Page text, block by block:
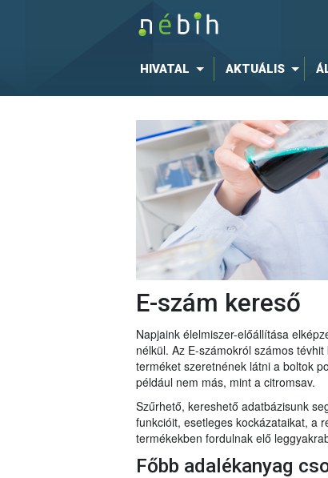
HIVATAL AKTUÁLIS
E-szám kereső
Napjaink élelmiszer-előállítása
nélkül. Az E-számokról számos
terméket szeretnének látni a boltok
például nem más, mint a citromsav.
Szűrhető, kereshető adatbázisunk
funkcióit, esetleges kockázataikat, a
termékekben fordulnak elő
Főbb adalékanyag